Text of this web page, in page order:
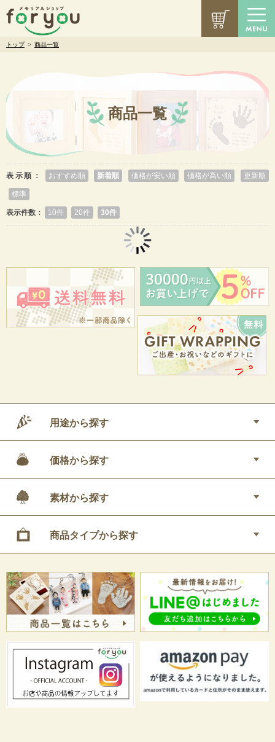
トップ > 商品一覧
商品一覧
表示順： おすすめ順 新着順 価格が安い順 価格が高い順 更新順
標準
表示件数： 10件 20件 30件
用途から探す
価格から探す
素材から探す
商品タイプから探す